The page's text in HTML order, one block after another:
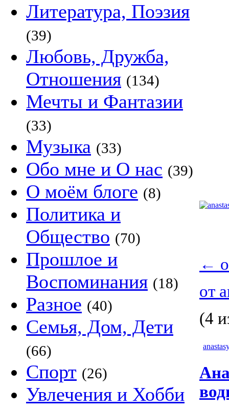
Литература, Поэзия
(39)
Любовь, Дружба,
Отношения (134)
Мечты и Фантазии
(33)
Музыка (33)
Обо мне и О нас (39)
О моём блоге (8)
Политика и
Общество (70)
Прошлое и
Воспоминания (18)
Разное (40)
Семья, Дом, Дети
(66)
Спорт (26)
Увлечения и Хобби
←
от
(4